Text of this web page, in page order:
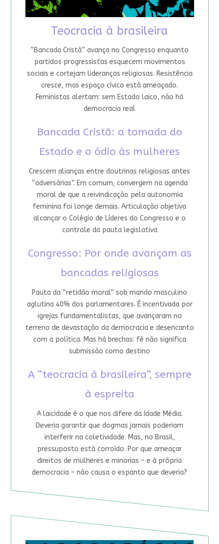
Teocracia à brasileira
“Bancada Cristã” avança no Congresso enquanto
partidos progressistas esquecem movimentos
sociais e cortejam lideranças religiosas. Resistência
cresce, mas espaço cívico está ameaçado.
Feministas alertam: sem Estado laico, não há
democracia real
Bancada Cristã: a tomada do
Estado e o ódio às mulheres
Crescem alianças entre doutrinas religiosas antes
“adversárias”. Em comum, convergem na agenda
moral de que a reivindicação pela autonomia
feminina foi longe demais. Articulação objetiva
alcançar o Colégio de Líderes do Congresso e o
controle da pauta legislativa
Congresso: Por onde avançam as
bancadas religiosas
Pauta da “retidão moral” sob mando masculino
aglutina 40% dos parlamentares. É incentivada por
igrejas fundamentalistas, que avançaram no
terreno de devastação da democracia e desencanto
com a política. Mas há brechas: fé não significa
submissão como destino
A “teocracia à brasileira”, sempre
à espreita
A laicidade é o que nos difere da Idade Média.
Deveria garantir que dogmas jamais poderiam
interferir na coletividade. Mas, no Brasil,
pressuposto está corroído. Por que ameaçar
direitos de mulheres e minorias – e à própria
democracia – não causa o espanto que deveria?